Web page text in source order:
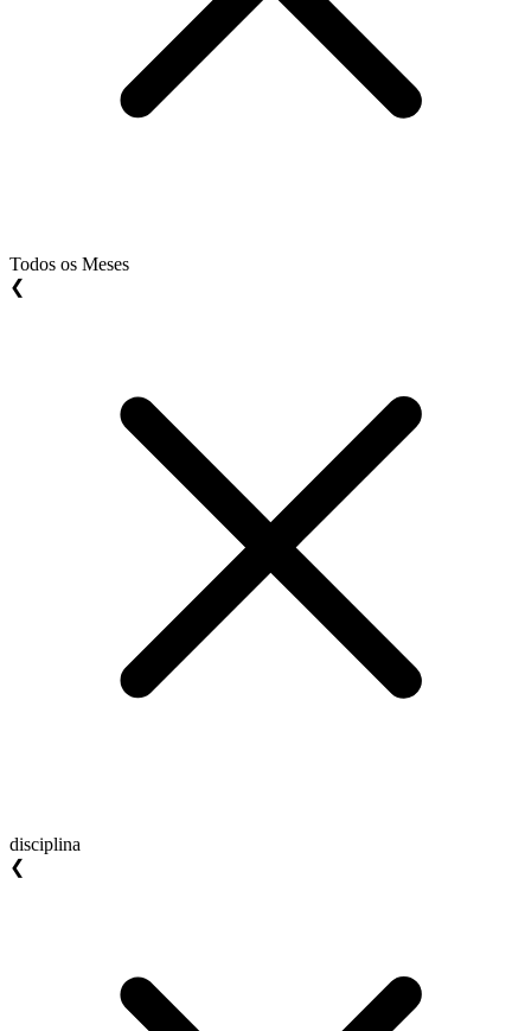
Todos os Meses
❮
disciplina
❮